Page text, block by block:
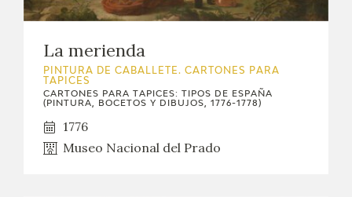
La merienda
PINTURA DE CABALLETE. CARTONES PARA
TAPICES
CARTONES PARA TAPICES: TIPOS DE ESPAÑA
(PINTURA, BOCETOS Y DIBUJOS, 1776-1778)
1776
Museo Nacional del Prado